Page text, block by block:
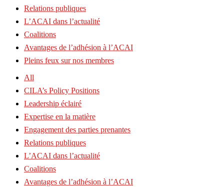
Relations publiques
L’ACAI dans l’actualité
Coalitions
Avantages de l’adhésion à l’ACAI
Pleins feux sur nos membres
All
CILA’s Policy Positions
Leadership éclairé
Expertise en la matière
Engagement des parties prenantes
Relations publiques
L’ACAI dans l’actualité
Coalitions
Avantages de l’adhésion à l’ACAI